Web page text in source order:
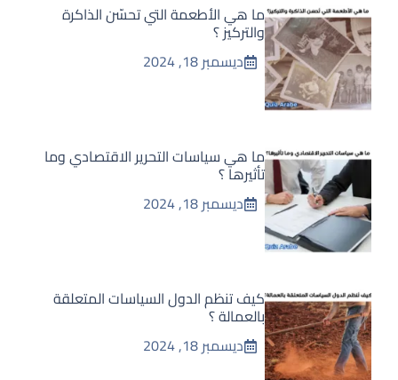
ما هي الأطعمة التي تحسّن الذاكرة
والتركيز ؟
ديسمبر 18, 2024
ما هي سياسات التحرير الاقتصادي وما
تأثيرها ؟
ديسمبر 18, 2024
كيف تنظم الدول السياسات المتعلقة
بالعمالة ؟
ديسمبر 18, 2024